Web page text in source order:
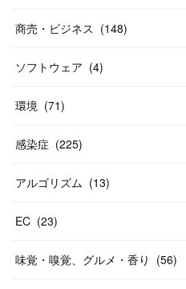
商売・ビジネス (148)
ソフトウェア (4)
環境 (71)
感染症 (225)
アルゴリズム (13)
EC (23)
味覚・嗅覚、グルメ・香り (56)